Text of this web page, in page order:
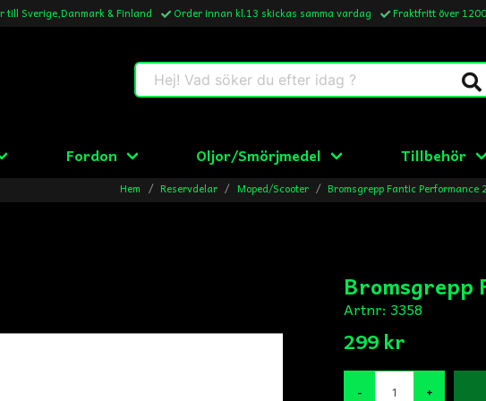
till Sverige,Danmark & Finland Order innan kl.13 skickas samma vardag Fraktfritt över
Hej! Vad söker du efter idag ?
Fordon Oljor/Smörjmedel Tillbehör
Hem Reservdelar Moped/Scooter Bromsgrepp Fantic Performance
Bromsgrepp
Artnr: 3358
299 kr
- +